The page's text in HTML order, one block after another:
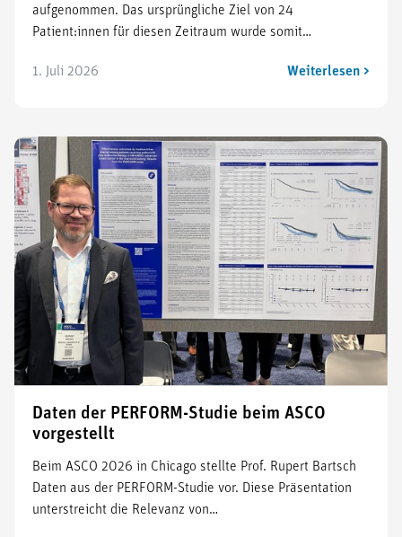
aufgenommen. Das ursprüngliche Ziel von 24
Patient:innen für diesen Zeitraum wurde somit…
1. Juli 2026 Weiterlesen >
Daten der PERFORM-Studie beim ASCO
vorgestellt
Beim ASCO 2026 in Chicago stellte Prof. Rupert Bartsch
Daten aus der PERFORM-Studie vor. Diese Präsentation
unterstreicht die Relevanz von…